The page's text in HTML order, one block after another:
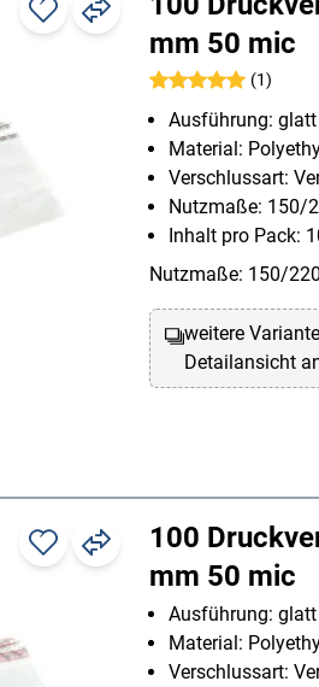
mm 50 mic
(1)
Ausführung: glatt
Material:
Verschlussart:
Nutzmaße: 150/
Inhalt pro Pack:
Nutzmaße: 150/
weitere
Detailansicht
100
mm 50 mic
Ausführung: glatt
Material:
Verschlussart: